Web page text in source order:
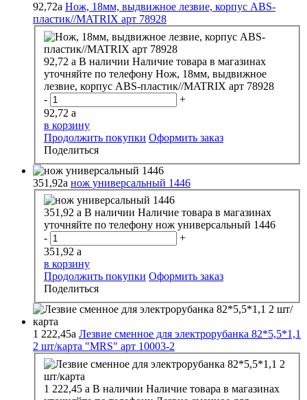
92,72a Нож, 18мм, выдвижное лезвие, корпус ABS-
пластик//MATRIX арт 78928
92,72 a В наличии Наличие товара в магазинах
уточняйте по телефону Нож, 18мм, выдвижное
лезвие, корпус ABS-пластик//MATRIX арт 78928
-
+
92,72 a
в корзину
Продолжить покупки Оформить заказ
Поделиться
351,92a нож универсальный 1446
351,92 a В наличии Наличие товара в магазинах
уточняйте по телефону нож универсальный 1446
-
+
351,92 a
в корзину
Продолжить покупки Оформить заказ
Поделиться
1 222,45a Лезвие сменное для электрорубанка 82*5,5*1,1
2 шт/карта "MRS" арт 10003-2
1 222,45 a В наличии Наличие товара в магазинах